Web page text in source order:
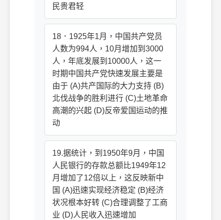
民贵君轻
18．1925年1月，中国共产党员
人数为994人，10月增加到3000
人，年底发展到10000人，这一
时期中国共产党快速发展主要是
由于 (A)共产国际的大力支持 (B)
北伐战争的胜利进行 (C)土地革命
高潮的兴起 (D)反帝爱国运动的推
动
19.据统计，到1950年9月，中国
人民银行的存款总额比1949年12
月增加了12倍以上，这反映新中
国 (A)迅速实现经济稳定 (B)经济
状况根本好转 (C)合理调整了工商
业 (D)人民收入迅速增加